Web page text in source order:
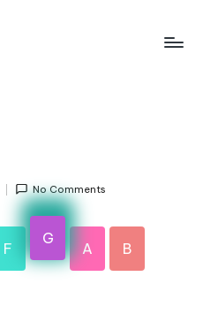
No Comments
F
G
A B